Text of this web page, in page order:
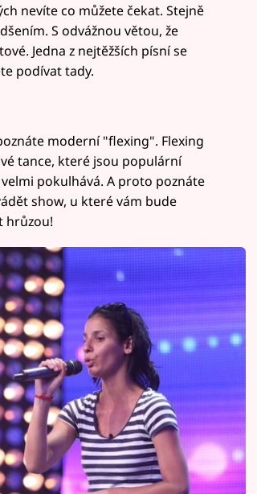
nevíte co můžete čekat. Stejně
S odvážnou větou, že
Jedna z nejtěžších písní se
podívat tady.
moderní "flexing". Flexing
tance, které jsou populární
pokulhává. A proto poznáte
show, u které vám bude
hrůzou!